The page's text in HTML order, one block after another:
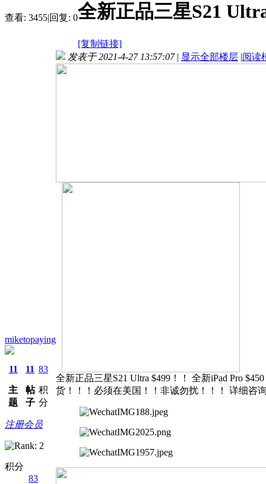
查看: 3455|回复: 0全新正品三星S21
[复制链接]
miketopaying
11
主
题
11
帖
子
83
积
分
注册会员
积分
83
发表于 2021-4-27 13:57:07 | 显示全部楼层 |阅读
全新正品三星S21 Ultra $499！！ 全新iPad Pro
货！！！必须在美国！！非诚勿扰！！！ 详细咨